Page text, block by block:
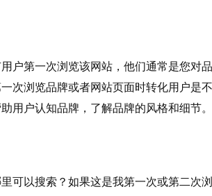
户第一次浏览该网站，他们通常是您对
次浏览品牌或者网站页面时转化用户
用户认知品牌，了解品牌的风格和细节。
可以搜索？如果这是我第一次或第二次